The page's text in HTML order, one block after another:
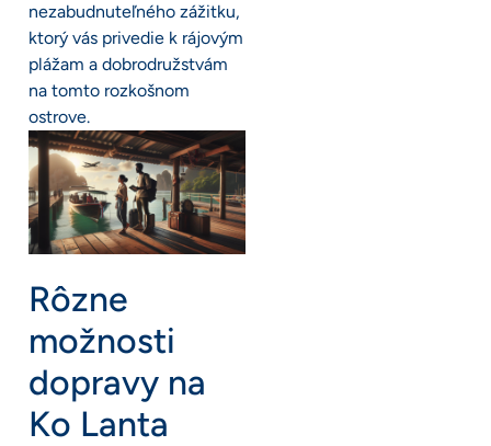
nezabudnuteľného zážitku,
ktorý vás privedie k rájovým
plážam a dobrodružstvám
na tomto rozkošnom
ostrove.
Rôzne
možnosti
dopravy na
Ko Lanta